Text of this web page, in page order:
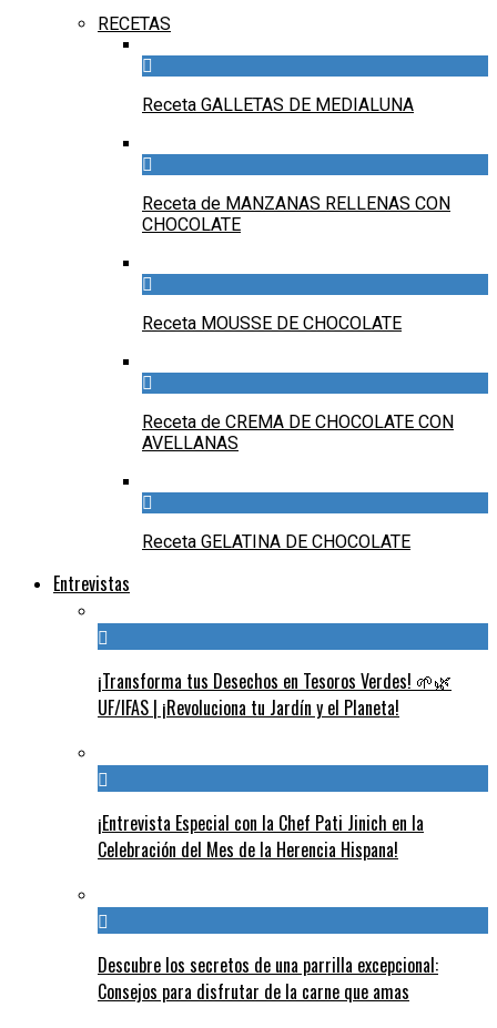
RECETAS
Receta GALLETAS DE MEDIALUNA
Receta de MANZANAS RELLENAS CON
CHOCOLATE
Receta MOUSSE DE CHOCOLATE
Receta de CREMA DE CHOCOLATE CON
AVELLANAS
Receta GELATINA DE CHOCOLATE
Entrevistas
¡Transforma tus Desechos en Tesoros Verdes! 🌱🌿
UF/IFAS | ¡Revoluciona tu Jardín y el Planeta!
¡Entrevista Especial con la Chef Pati Jinich en la
Celebración del Mes de la Herencia Hispana!
Descubre los secretos de una parrilla excepcional:
Consejos para disfrutar de la carne que amas